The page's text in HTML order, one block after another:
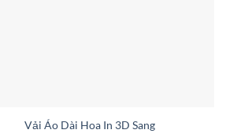
Vải Áo Dài Hoa In 3D Sang Trọng AD